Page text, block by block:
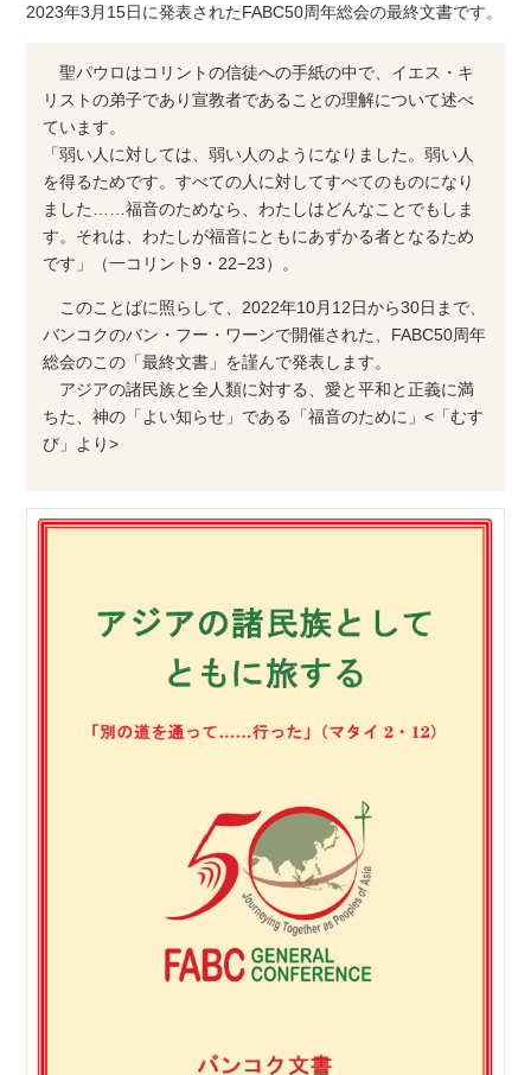
2023年3月15日に発表されたFABC50周年総会の最終文書です。
聖パウロはコリントの信徒への手紙の中で、イエス・キ
リストの弟子であり宣教者であることの理解について述べ
ています。
「弱い人に対しては、弱い人のようになりました。弱い人
を得るためです。すべての人に対してすべてのものになり
ました……福音のためなら、わたしはどんなことでもしま
す。それは、わたしが福音にともにあずかる者となるため
です」（一コリント9・22−23）。
このことばに照らして、2022年10月12日から30日まで、
バンコクのバン・フー・ワーンで開催された、FABC50周年
総会のこの「最終文書」を謹んで発表します。
アジアの諸民族と全人類に対する、愛と平和と正義に満
ちた、神の「よい知らせ」である「福音のために」<「むす
び」より>